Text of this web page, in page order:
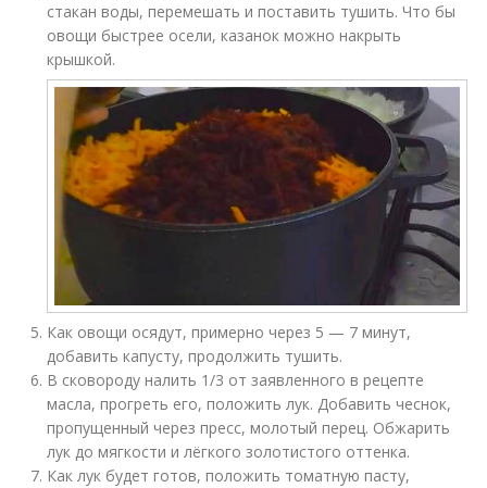
стакан воды, перемешать и поставить тушить. Что бы
овощи быстрее осели, казанок можно накрыть
крышкой.
Как овощи осядут, примерно через 5 — 7 минут,
добавить капусту, продолжить тушить.
В сковороду налить 1/3 от заявленного в рецепте
масла, прогреть его, положить лук. Добавить чеснок,
пропущенный через пресс, молотый перец. Обжарить
лук до мягкости и лёгкого золотистого оттенка.
Как лук будет готов, положить томатную пасту,